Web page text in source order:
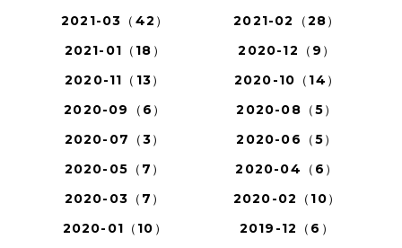
2021-03（42）
2021-02（28）
2021-01（18）
2020-12（9）
2020-11（13）
2020-10（14）
2020-09（6）
2020-08（5）
2020-07（3）
2020-06（5）
2020-05（7）
2020-04（6）
2020-03（7）
2020-02（10）
2020-01（10）
2019-12（6）